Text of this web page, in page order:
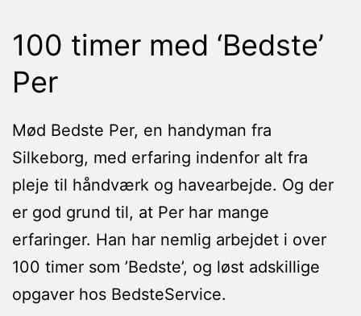
100 timer med ‘Bedste’
Per
Mød Bedste Per, en handyman fra
Silkeborg, med erfaring indenfor alt fra
pleje til håndværk og havearbejde. Og der
er god grund til, at Per har mange
erfaringer. Han har nemlig arbejdet i over
100 timer som ’Bedste’, og løst adskillige
opgaver hos BedsteService.